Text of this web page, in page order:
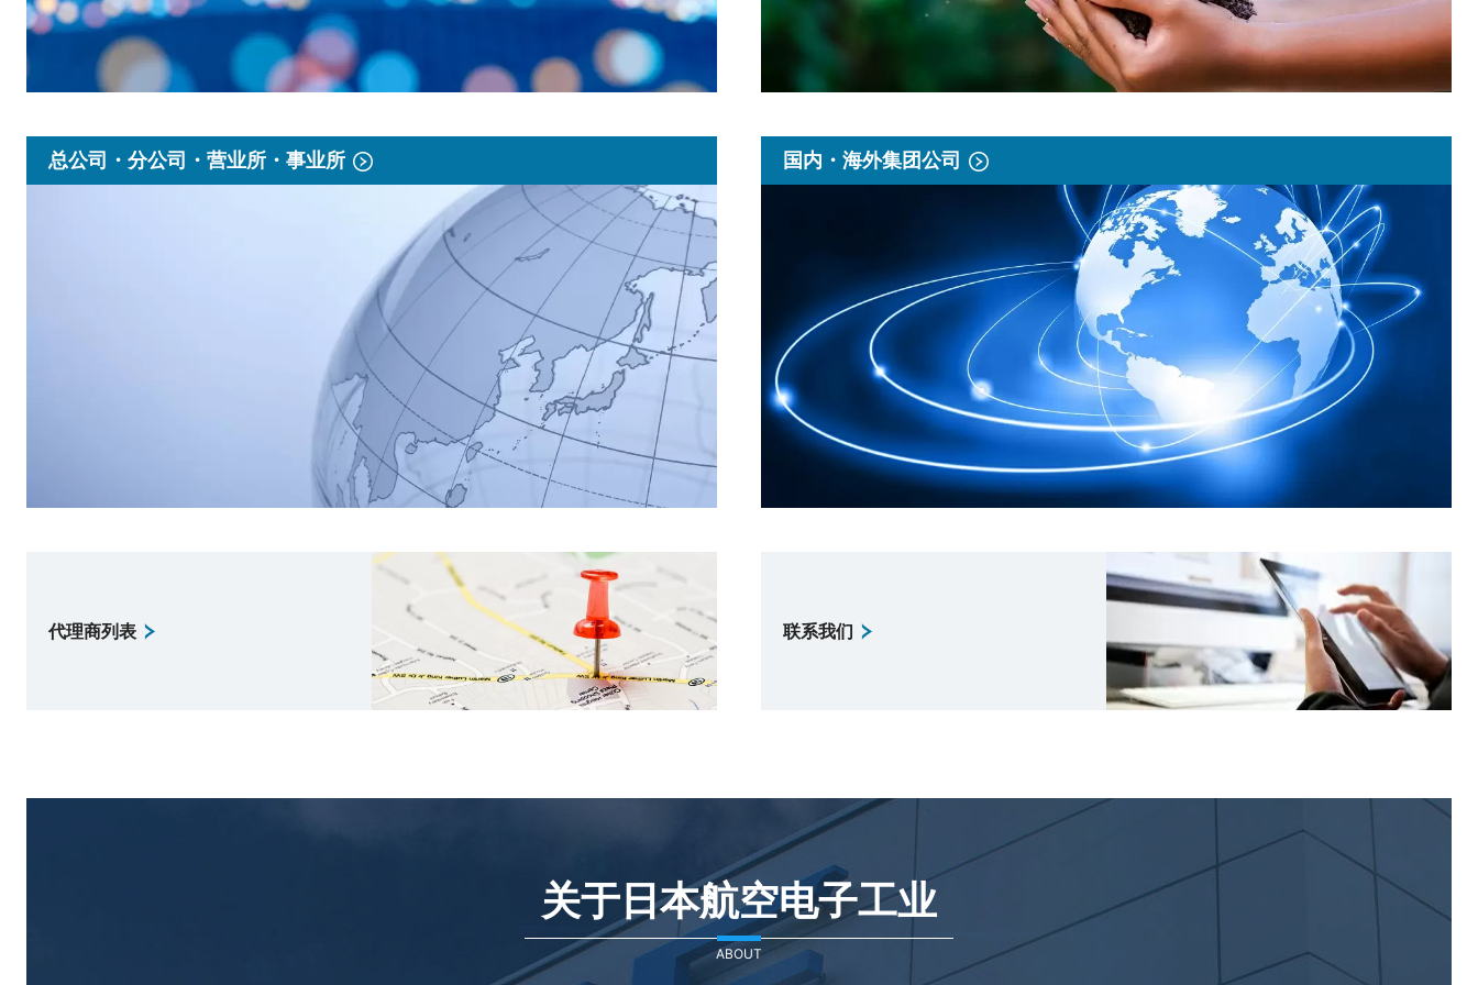
总公司・分公司・营业所・事业所 国内・海外集团公司
代理商列表 联系我们
关于日本航空电子工业
ABOUT